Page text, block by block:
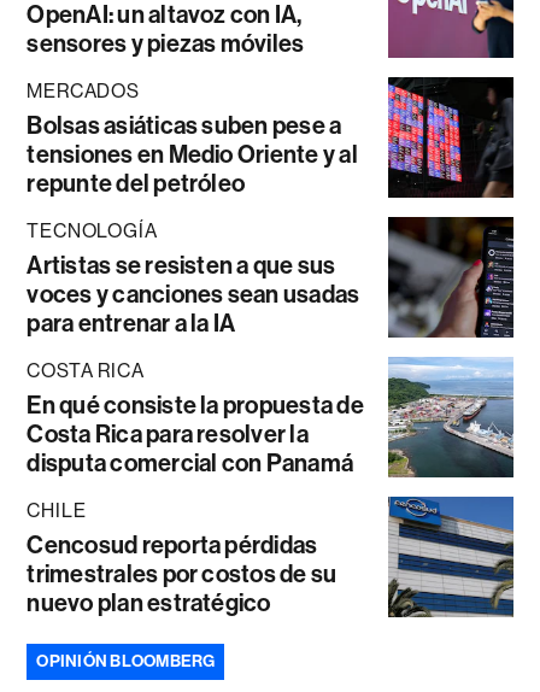
OpenAI: un altavoz con IA,
sensores y piezas móviles
MERCADOS
Bolsas asiáticas suben pese a
tensiones en Medio Oriente y al
repunte del petróleo
TECNOLOGÍA
Artistas se resisten a que sus
voces y canciones sean usadas
para entrenar a la IA
COSTA RICA
En qué consiste la propuesta de
Costa Rica para resolver la
disputa comercial con Panamá
CHILE
Cencosud reporta pérdidas
trimestrales por costos de su
nuevo plan estratégico
OPINIÓN BLOOMBERG